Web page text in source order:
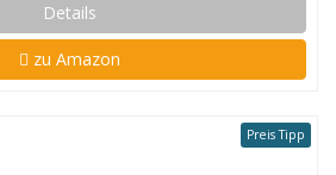
Details
zu Amazon
Preis Tipp